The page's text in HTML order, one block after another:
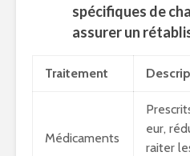
spécifiques de
assurer un
Traitement
Médicaments
eur,
raiter